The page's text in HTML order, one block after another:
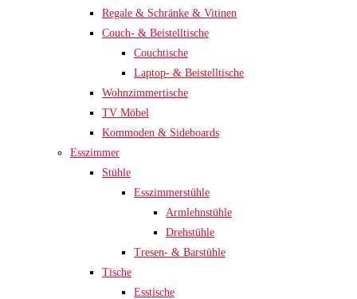
Regale & Schränke & Vitinen
Couch- & Beistelltische
Couchtische
Laptop- & Beistelltische
Wohnzimmertische
TV Möbel
Kommoden & Sideboards
Esszimmer
Stühle
Esszimmerstühle
Armlehnstühle
Drehstühle
Tresen- & Barstühle
Tische
Esstische